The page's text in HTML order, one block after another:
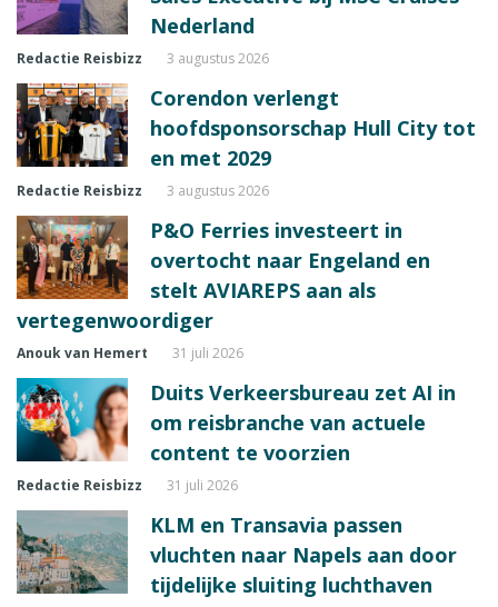
Nederland
Redactie Reisbizz 3 augustus 2026
Corendon verlengt
hoofdsponsorschap Hull City tot
en met 2029
Redactie Reisbizz 3 augustus 2026
P&O Ferries investeert in
overtocht naar Engeland en
stelt AVIAREPS aan als
vertegenwoordiger
Anouk van Hemert 31 juli 2026
Duits Verkeersbureau zet AI in
om reisbranche van actuele
content te voorzien
Redactie Reisbizz 31 juli 2026
KLM en Transavia passen
vluchten naar Napels aan door
tijdelijke sluiting luchthaven